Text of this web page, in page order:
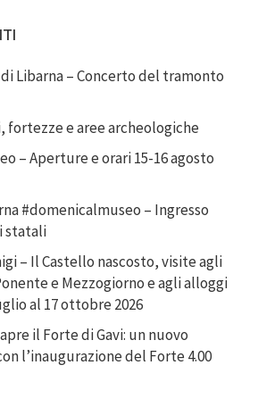
Libarna – Concerto del tramonto
fortezze e aree archeologiche
– Aperture e orari 15-16 agosto
#domenicalmuseo – Ingresso
statali
– Il Castello nascosto, visite agli
e Mezzogiorno e agli alloggi
al 17 ottobre 2026
il Forte di Gavi: un nuovo
l’inaugurazione del Forte 4.00